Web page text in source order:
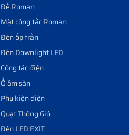
Đế Roman
Mặt công tắc Roman
Đèn ốp trần
Đèn Downlight LED
Công tăc điện
Ổ âm sàn
Phụ kiện điện
Quạt Thông Gió
Đèn LED EXIT